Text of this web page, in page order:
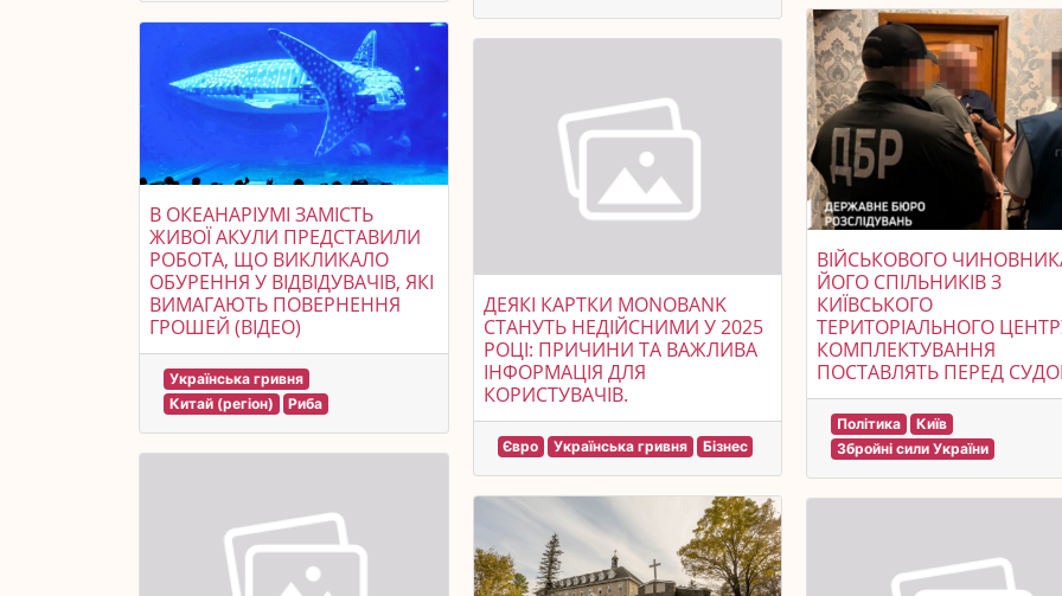
В ОКЕАНАРІУМІ ЗАМІСТЬ
ЖИВОЇ АКУЛИ ПРЕДСТАВИЛИ
РОБОТА, ЩО ВИКЛИКАЛО
ОБУРЕННЯ У ВІДВІДУВАЧІВ, ЯКІ
ВИМАГАЮТЬ ПОВЕРНЕННЯ
ГРОШЕЙ (ВІДЕО)
Українська гривня
Китай (регіон)
Риба
ДЕЯКІ КАРТКИ MONOBANK
СТАНУТЬ НЕДІЙСНИМИ У 2025
РОЦІ: ПРИЧИНИ ТА ВАЖЛИВА
ІНФОРМАЦІЯ ДЛЯ
КОРИСТУВАЧІВ.
Євро Українська гривня Бізнес
ВІЙСЬКОВОГО
ЙОГО СПІЛЬНИКІВ З
КИЇВСЬКОГО
ТЕРИТОРІАЛЬНОГО
КОМПЛЕКТУВАННЯ
ПОСТАВЛЯТЬ ПЕРЕД
Політика
Київ
Збройні сили України